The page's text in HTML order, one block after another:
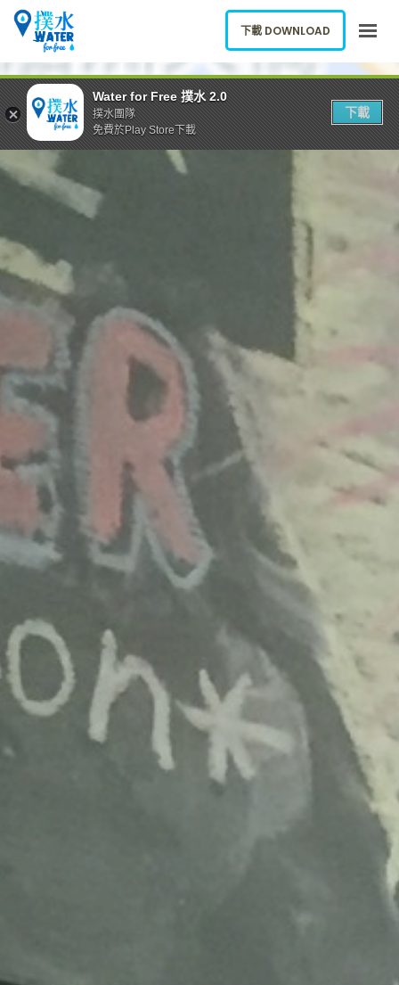
關於我們
下載應用
網誌
下載 DOWNLOAD
Water for Free 撲水 2.0
撲水團隊
免費於Play Store下載
下載